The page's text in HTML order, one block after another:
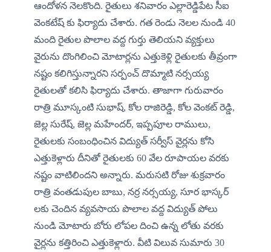
ఆందోళన నెలకొంది. రైతులు శనివారం ఎల్లారెడ్డిపేట సీఐ
వెంకటేష్ కు ఫిర్యాదు చేశారు. గత రెండు నెలల నుండి 40
మంది రైతుల పొలాల వద్ద గుర్తు తెలియని వ్యక్తులు
వైరును దొంగిలించి మోటార్లను ఎత్తుకెళ్లి రైతులకు తీవ్రంగా
నష్టం కలిగిస్తున్నారని సర్పంచ్ దొమ్మాటి నర్సయ్య
రైతులతో కలిసి ఫిర్యాదు చేశారు. తాజాగా గురువారం
రాత్రి మూస్కంటి సుభాష్, కోల రాజిరెడ్డి, కోల వెంకట్ రెడ్డి,
జెల్ల సురేష్, జెల్ల మహేందర్, ఇప్పపూల రాములు,
రైతులకు సంబంధించిన విద్యుత్ సర్వీస్ వైర్లను కోసి
ఎత్తుకెళ్లారు దీనితో రైతులకు 60 వేల రూపాయల వరకు
నష్టం వాటిలిందని అన్నారు. మరుసటి రోజు శుక్రవారం
రాత్రి వంతడుపుల బాబు, నర్ర నర్సయ్య, సూర భాస్కర్
లకు చెందిన వ్యవసాయ పొలాల వద్ద విద్యుత్ పోలు
నుండి మోటారు బోరు లోపల దించి ఉన్న లోతు వరకు
వైర్లను కత్తిరించి ఎత్తుకెళ్లారు. వీటి విలువ సుమారు 30